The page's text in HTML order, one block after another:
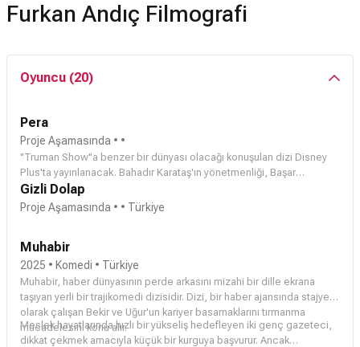
Furkan Andıç Filmografi
Oyuncu (20)
Pera
Proje Aşamasında • •
"Truman Show"a benzer bir dünyası olacağı konuşulan dizi Disney
Plus'ta yayınlanacak. Bahadır Karataş'ın yönetmenliği, Başar
Başaransenaristliği üstlenecek.
isminde bir influencer'ı canlandıracak.
Gizli Dolap
Proje Aşamasında • • Türkiye
Muhabir
2025 • Komedi • Türkiye
Muhabir, haber dünyasının perde arkasını mizahi bir dille ekrana
taşıyan yerli bir trajikomedi dizisidir. Dizi, bir haber ajansında stajyer
olarak çalışan Bekir ve Uğur'un kariyer basamaklarını tırmanma
mücadelesini konu alır.
Meslek hayatlarında hızlı bir yükseliş hedefleyen iki genç gazeteci,
dikkat çekmek amacıyla küçük bir kurguya başvurur. Ancak